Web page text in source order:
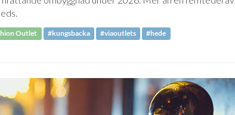
Outlet #kungsbacka #viaoutlets #hede